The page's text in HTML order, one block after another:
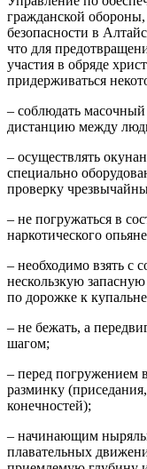
гражданской
безопасности в
что для
участия в обряде
придерживаться
– соблюдать
дистанцию между
– осуществлять
специально
проверку
– не погружаться в
наркотического
– необходимо взять с
нескользкую
по дорожке к
– не бежать, а
шагом;
– перед погружением
разминку
конечностей);
– начинающим
плавательных